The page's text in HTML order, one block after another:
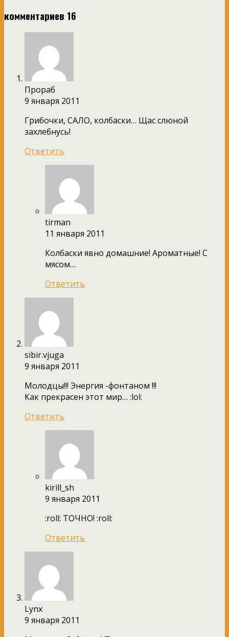
комментариев 16
Прораб
9 января 2011
Грибочки, САЛО, колбаски… Щас слюной
захлебнусь!
Ответить
tirman
11 января 2011
Колбаски явно домашние! Ароматные! С
мясом…
Ответить
sibir.vjuga
9 января 2011
Молодцы!!! Энергия -фонтаном !!!
Как прекрасен этот мир… :lol:
Ответить
kirill_sh
9 января 2011
:roll: ТОЧНО! :roll:
Ответить
Lynx
9 января 2011